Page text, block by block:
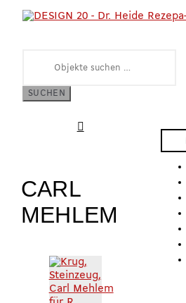
Zur
Navigation
Zum
Inhalt
SUCHEN
CARL
MEHLEM